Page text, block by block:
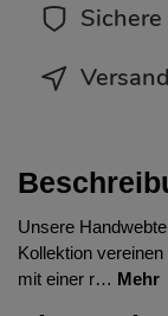
Unsere
Kollektion
mit einer r… Mehr